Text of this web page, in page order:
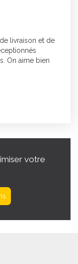
livraison et de
On aime bien
votre